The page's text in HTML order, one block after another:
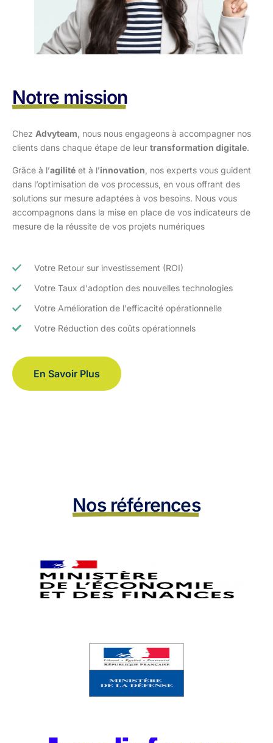
Notre mission
Chez Advyteam , nous nous engageons à accompagner nos
clients dans chaque étape de leur transformation digitale.
Grâce à l’agilité et à l’innovation , nos experts vous guident
dans l’optimisation de vos processus, en vous offrant des
solutions sur mesure adaptées à vos besoins. Nous vous
accompagnons dans la mise en place de vos indicateurs de
mesure de la réussite de vos projets numériques
Votre Retour sur investissement (ROI)
Votre Taux d'adoption des nouvelles technologies
Votre Amélioration de l'efficacité opérationnelle
Votre Réduction des coûts opérationnels
En Savoir Plus
Nos références